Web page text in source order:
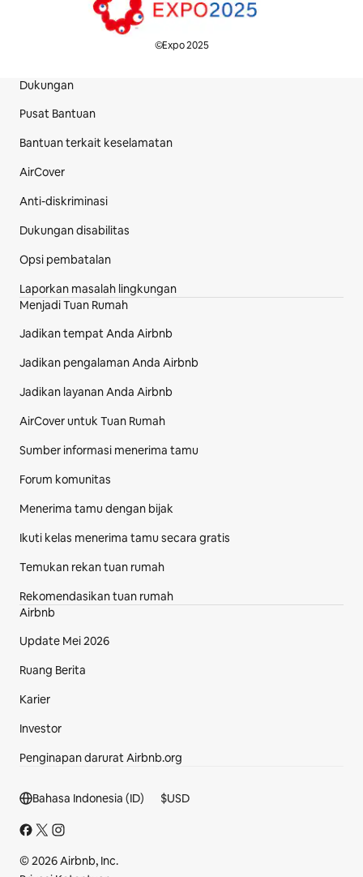
©Expo 2025
Bagian Footer Situs
Dukungan
Pusat Bantuan
Bantuan terkait keselamatan
AirCover
Anti-diskriminasi
Dukungan disabilitas
Opsi pembatalan
Laporkan masalah lingkungan
Menjadi Tuan Rumah
Jadikan tempat Anda Airbnb
Jadikan pengalaman Anda Airbnb
Jadikan layanan Anda Airbnb
AirCover untuk Tuan Rumah
Sumber informasi menerima tamu
Forum komunitas
Menerima tamu dengan bijak
Ikuti kelas menerima tamu secara gratis
Temukan rekan tuan rumah
Rekomendasikan tuan rumah
Airbnb
Update Mei 2026
Ruang Berita
Karier
Investor
Penginapan darurat Airbnb.org
Bagian footer
Bahasa Indonesia (ID) $USD
© 2026 Airbnb, Inc.